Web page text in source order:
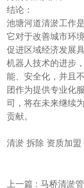
结论：
池塘河道清淤工作
它对于改善城市环
促进区域经济发展
机器人技术的进步
能、安全化，并且
团作为提供专业化
司，将在未来继续
贡献。
清淤 拆除 资质加盟